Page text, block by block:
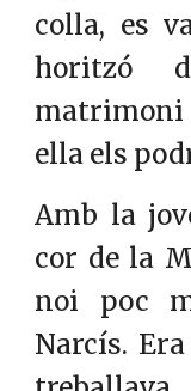
colla, es
horitzó
matrimoni
ella els
Amb la
cor de la
noi poc
Narcís.